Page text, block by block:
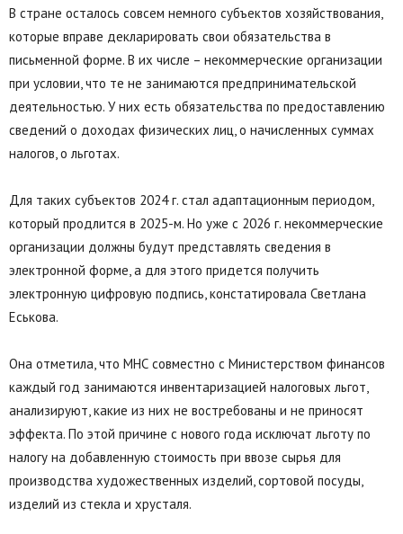
В стране осталось совсем немного субъектов хозяйствования,
которые вправе декларировать свои обязательства в
письменной форме. В их числе – некоммерческие организации
при условии, что те не занимаются предпринимательской
деятельностью. У них есть обязательства по предоставлению
сведений о доходах физических лиц, о начисленных суммах
налогов, о льготах.
Для таких субъектов 2024 г. стал адаптационным периодом,
который продлится в 2025-м. Но уже с 2026 г. некоммерческие
организации должны будут представлять сведения в
электронной форме, а для этого придется получить
электронную цифровую подпись, констатировала Светлана
Еськова.
Она отметила, что МНС совместно с Министерством финансов
каждый год занимаются инвентаризацией налоговых льгот,
анализируют, какие из них не востребованы и не приносят
эффекта. По этой причине с нового года исключат льготу по
налогу на добавленную стоимость при ввозе сырья для
производства художественных изделий, сортовой посуды,
изделий из стекла и хрусталя.